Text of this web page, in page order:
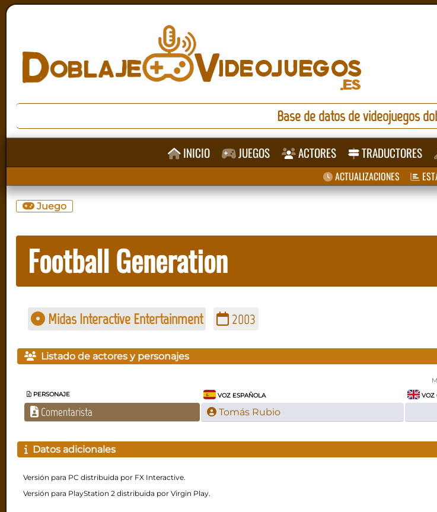
Base de datos de videojuegos
INICIO JUEGOS ACTORES TRADUCTORES
ACTUALIZACIONES
Juego
Football Generation
Midas Interactive Entertainment 2003
Listado de actores y personajes
PERSONAJE VOZ ESPAÑOLA VOZ
Comentarista Tomás Rubio
Datos adicionales
Versión para PC distribuida por FX Interactive.
Versión para PlayStation 2 distribuida por Virgin Play.